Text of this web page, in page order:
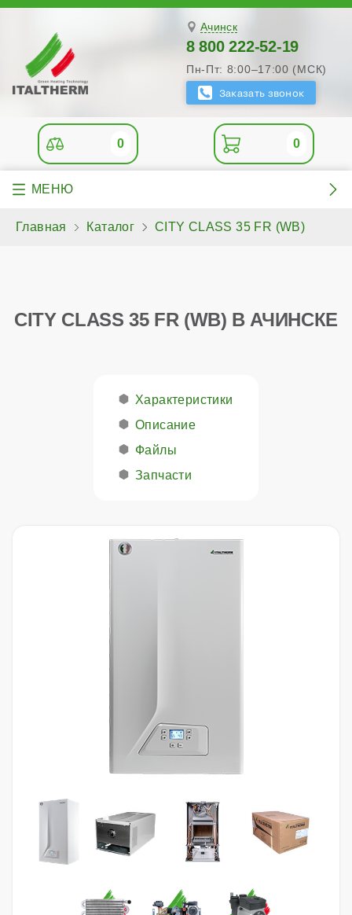
Ачинск
8 800 222-52-19
Пн-Пт: 8:00–17:00 (МСК)
0 0
Главная Каталог CITY CLASS 35 FR (WB)
CITY CLASS 35 FR (WB) В АЧИНСКЕ
Характеристики
Описание
Файлы
Запчасти